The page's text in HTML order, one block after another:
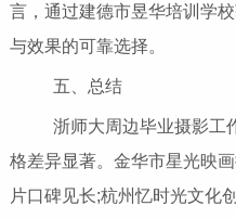
言，通过建德市昱华培训学
与效果的可靠选择。
五、总结
浙师大周边毕业摄影工
格差异显著。金华市星光映
片口碑见长;杭州忆时光文化